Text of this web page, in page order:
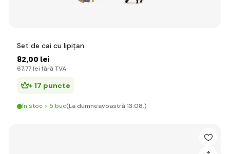
Set de cai cu lipițan.
82,00 lei
67,77 lei fără TVA
+ 17 puncte
În stoc > 5 buc(La dumneavoastră 13.08.)